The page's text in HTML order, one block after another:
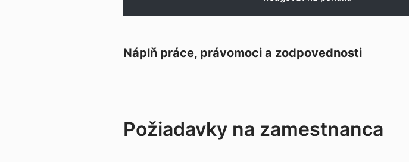
Náplň práce, právomoci a zodpovednosti
Požiadavky na zamestnanca